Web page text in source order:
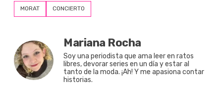
MORAT CONCIERTO
Mariana Rocha
Soy una periodista que ama leer en ratos
libres, devorar series en un día y estar al
tanto de la moda. ¡Ah! Y me apasiona contar
historias.